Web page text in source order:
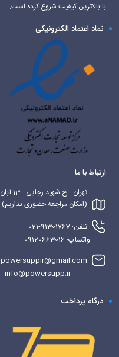
با بالاترین کیفیت شروع کرده است.
نماد اعتماد الکترونیکی
ارتباط با ما
تهران - خ شهید رجایی - 13 آبان - شهرک معراج - بلوک 6 غربی - پاورساپ
(امکان مراجعه حضوری نداریم)
تلفن: 91301767-021
واتساپ: 09120663016
powersuppir@gmail.com
info@powersupp.ir
درگاه پرداخت